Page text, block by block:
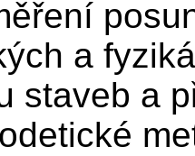
a
staveb a